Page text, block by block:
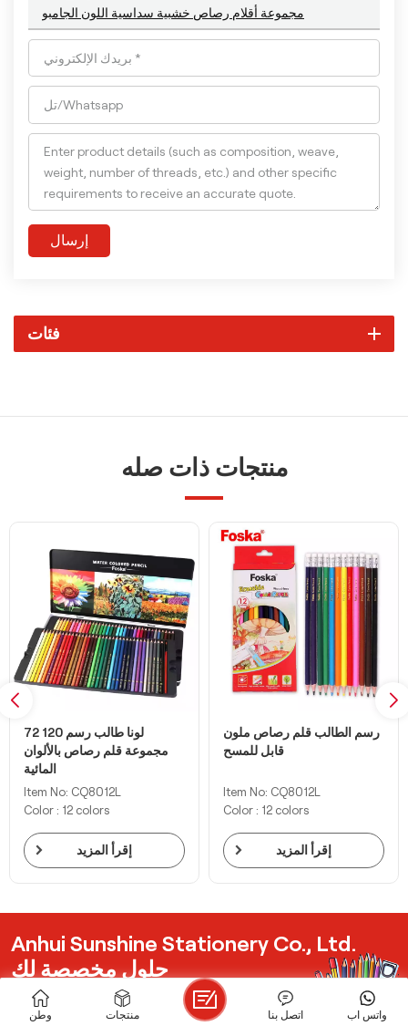
مجموعة أقلام رصاص خشبية سداسية اللون الجامبو
إرسال
فئات
منتجات ذات صله
72 120 لونا طالب رسم
مجموعة قلم رصاص بالألوان
المائية
Item No: CQ8012L
Color : 12 colors
إقرأ المزيد
رسم الطالب قلم رصاص ملون
قابل للمسح
Item No: CQ8012L
Color : 12 colors
إقرأ المزيد
Anhui Sunshine Stationery Co., Ltd.
حلول مخصصة لك
Get Latest Price Listوطن منتجات واتس اب اتصل بنا